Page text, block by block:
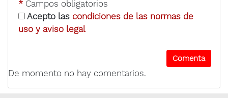
* Campos obligatorios
Acepto las condiciones de las normas de
uso y aviso legal
De momento no hay comentarios.